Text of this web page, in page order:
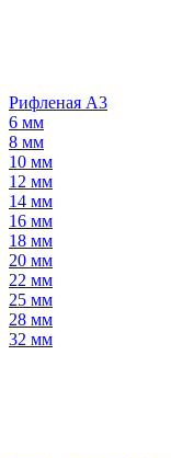
Рифленая А3
6 мм
8 мм
10 мм
12 мм
14 мм
16 мм
18 мм
20 мм
22 мм
25 мм
28 мм
32 мм